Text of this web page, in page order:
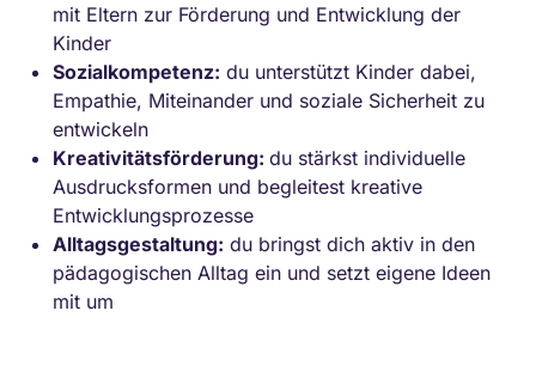
mit Eltern zur Förderung und Entwicklung der
Kinder
Sozialkompetenz: du unterstützt Kinder dabei,
Empathie, Miteinander und soziale Sicherheit zu
entwickeln
Kreativitätsförderung: du stärkst individuelle
Ausdrucksformen und begleitest kreative
Entwicklungsprozesse
Alltagsgestaltung: du bringst dich aktiv in den
pädagogischen Alltag ein und setzt eigene Ideen
mit um